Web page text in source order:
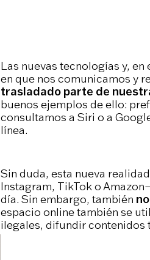
Las nuevas tecnologías y,
en que nos comunicamos y
trasladado parte de
buenos ejemplos de ello:
consultamos a Siri o a
línea.
Sin duda, esta nueva
Instagram, TikTok o
día. Sin embargo, también
espacio online también se
ilegales, difundir